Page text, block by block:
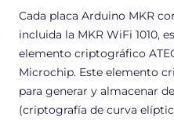
Cada placa Arduino MKR
incluida la MKR WiFi 1010,
elemento criptográfico
Microchip. Este elemento
para generar y almacenar
(criptografía de curva